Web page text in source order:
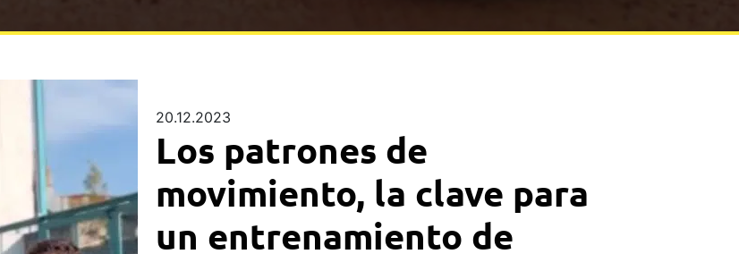
20.12.2023
Los patrones de
movimiento, la clave para
un entrenamiento de